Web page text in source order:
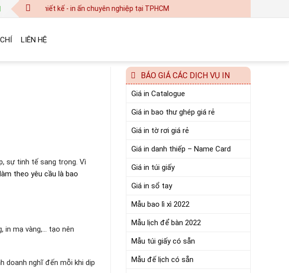
| Thiết kế - in ấn chuyên nghiệp tại TPHCM
LIÊN HỆ
sự tinh tế sang trọng. Vì
theo yêu cầu là bao
in mạ vàng,… tạo nên
doanh nghĩ đến mỗi khi dịp
BÁO GIÁ CÁC DỊCH VỤ IN
Giá in Catalogue
Giá in bao thư ghép giá rẻ
Giá in tờ rơi giá rẻ
Giá in danh thiếp – Name Card
Giá in túi giấy
Giá in sổ tay
Mẫu bao lì xì 2022
Mẫu lịch để bàn 2022
Mẫu túi giấy có sẵn
Mẫu đế lịch có sẵn